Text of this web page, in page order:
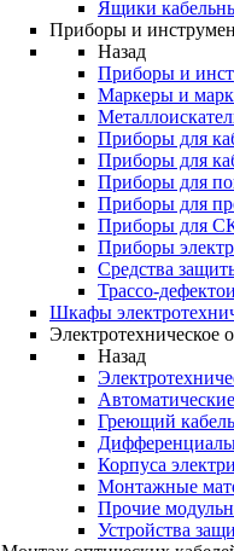
Ящики
Приборы и
Назад
Приборы и
Маркеры и
Приборы для
Приборы для
Приборы для
Приборы для
Приборы для
Приборы
Средства
Трассо-
Шкафы
Электротехническое
Назад
Греющий кабель
Корпуса
Монтажные
Прочие
Устройства